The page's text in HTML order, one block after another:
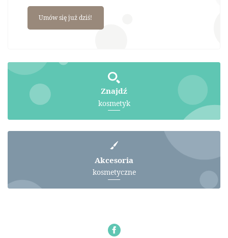
Umów się już dziś!
Znajdź
kosmetyk
Akcesoria
kosmetyczne